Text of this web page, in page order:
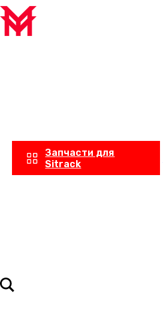
Запчасти для
Sitrack